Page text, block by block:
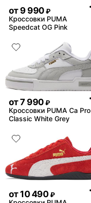
от9 990 ₽
Кроссовки PUMA
Speedcat OG Pink
от7 990 ₽
Кроссовки PUMA Ca Pro
Classic White Grey
от10 490 ₽